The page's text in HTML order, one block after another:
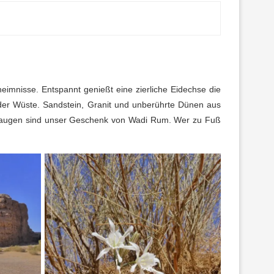
Entspannt genießt eine zierliche Eidechse die
Wüste. Sandstein, Granit und unberührte Dünen aus
sind unser Geschenk von Wadi Rum. Wer zu Fuß